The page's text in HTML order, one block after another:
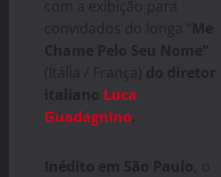
com a exibição para
convidados do longa “Me
Chame Pelo Seu Nome”
(Itália / França) do diretor
italiano Luca
Guadagnino.
Inédito em São Paulo, o